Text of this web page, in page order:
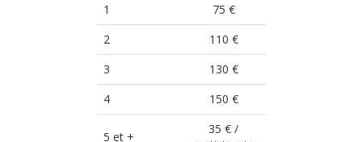
1
75 €
2
110 €
3
130 €
4
150 €
5 et +
35 € /